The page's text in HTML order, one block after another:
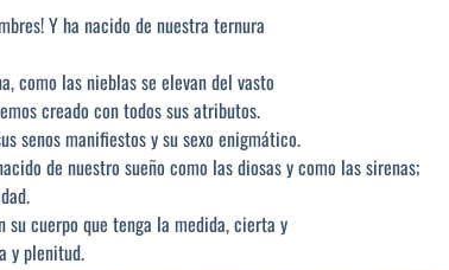
Y ha nacido de nuestra ternura
como las nieblas se elevan del vasto
creado con todos sus atributos.
senos manifiestos y su sexo enigmático.
de nuestro sueño como las diosas y como las sirenas;
su cuerpo que tenga la medida, cierta y
y plenitud.